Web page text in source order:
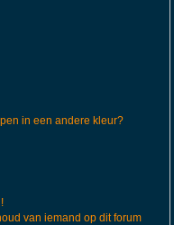
in een andere kleur?
van iemand op dit forum